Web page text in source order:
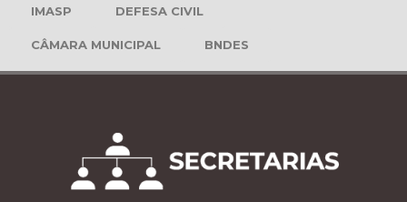
IMASP DEFESA CIVIL
CÂMARA MUNICIPAL BNDES